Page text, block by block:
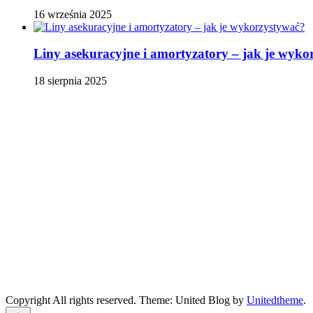
16 września 2025
Liny asekuracyjne i amortyzatory – jak je
18 sierpnia 2025
Copyright All rights reserved. Theme: United Blog by Unitedtheme.